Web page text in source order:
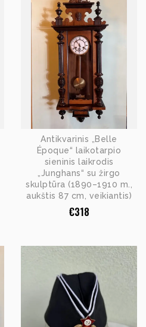
Antikvarinis „Belle
Époque“ laikotarpio
sieninis laikrodis
„Junghans“ su žirgo
skulptūra (1890–1910 m.,
aukštis 87 cm, veikiantis)
€318